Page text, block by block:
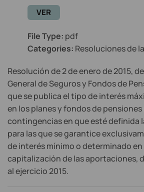
Resolución de 2 de enero de 2015,
General de Seguros y Fondos de
que se publica el tipo de interés
en los planes y fondos de
contingencias en que esté definida
para las que se garantice
de interés mínimo o determinado en
capitalización de las aportaciones,
al ejercicio 2015.
VER
File Type: pdf
Categories: Resoluciones de